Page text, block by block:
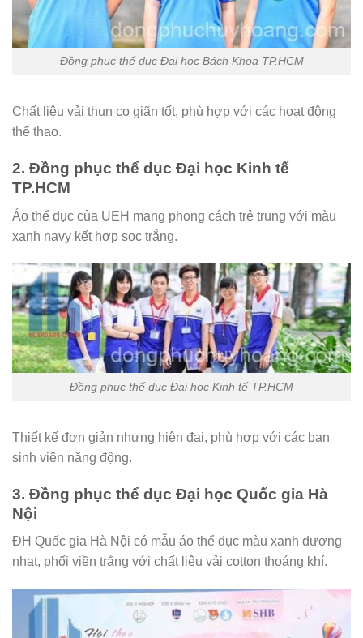
Đồng phục thể dục Đại học Bách Khoa TP.HCM
Chất liệu vải thun co giãn tốt, phù hợp với các hoạt động
thể thao.
2. Đồng phục thể dục Đại học Kinh tế
TP.HCM
Áo thể dục của UEH mang phong cách trẻ trung với màu
xanh navy kết hợp sọc trắng.
Đồng phục thể dục Đại học Kinh tế TP.HCM
Thiết kế đơn giản nhưng hiện đại, phù hợp với các bạn
sinh viên năng động.
3. Đồng phục thể dục Đại học Quốc gia Hà
Nội
ĐH Quốc gia Hà Nội có mẫu áo thể dục màu xanh dương
nhạt, phối viền trắng với chất liệu vải cotton thoáng khí.